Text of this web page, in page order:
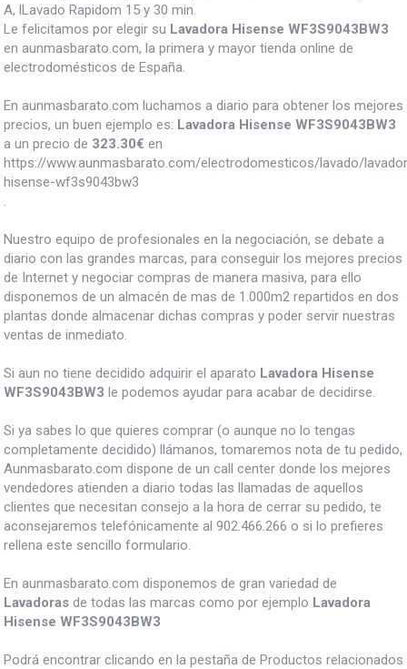
A, lLavado Rapidom 15 y 30 min.
Le felicitamos por elegir su Lavadora Hisense WF3S9043BW3
en aunmasbarato.com, la primera y mayor tienda online de
electrodomésticos de España.
En aunmasbarato.com luchamos a diario para obtener los mejores
precios, un buen ejemplo es: Lavadora Hisense WF3S9043BW3
a un precio de 323.30€ en
https://www.aunmasbarato.com/electrodomesticos/lavado/
hisense-wf3s9043bw3
.
Nuestro equipo de profesionales en la negociación, se debate a
diario con las grandes marcas, para conseguir los mejores precios
de Internet y negociar compras de manera masiva, para ello
disponemos de un almacén de mas de 1.000m2 repartidos en dos
plantas donde almacenar dichas compras y poder servir nuestras
ventas de inmediato.
Si aun no tiene decidido adquirir el aparato Lavadora Hisense
WF3S9043BW3 le podemos ayudar para acabar de decidirse.
Si ya sabes lo que quieres comprar (o aunque no lo tengas
completamente decidido) llámanos, tomaremos nota de tu pedido,
Aunmasbarato.com dispone de un call center donde los mejores
vendedores atienden a diario todas las llamadas de aquellos
clientes que necesitan consejo a la hora de cerrar su pedido, te
aconsejaremos telefónicamente al 902.466.266 o si lo prefieres
rellena este sencillo formulario.
En aunmasbarato.com disponemos de gran variedad de
Lavadoras de todas las marcas como por ejemplo Lavadora
Hisense WF3S9043BW3
Podrá encontrar clicando en la pestaña de Productos relacionados